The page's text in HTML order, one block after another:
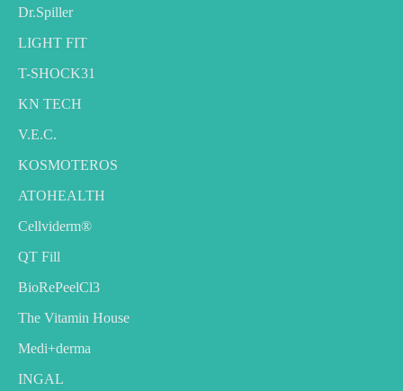
Dr.Spiller
LIGHT FIT
T-SHOCK31
KN TECH
V.E.C.
KOSMOTEROS
ATOHEALTH
Cellviderm®
QT Fill
BioRePeelCl3
The Vitamin House
Medi+derma
INGAL